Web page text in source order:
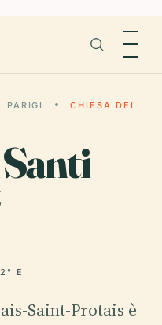
PARIGI
CHIESA DEI
E
Saint-Protais è